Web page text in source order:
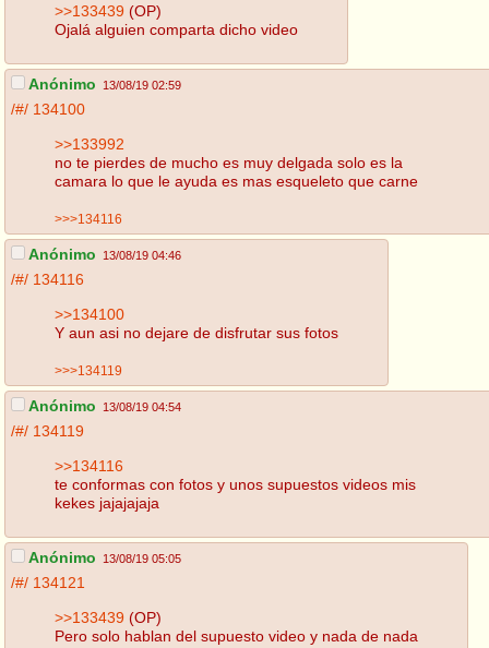
>>133439 (OP)
Ojalá alguien comparta dicho video
Anónimo 13/08/19 02:59
/#/ 134100
>>133992
no te pierdes de mucho es muy delgada solo es la
camara lo que le ayuda es mas esqueleto que carne
>>>134116
Anónimo 13/08/19 04:46
/#/ 134116
>>134100
Y aun asi no dejare de disfrutar sus fotos
>>>134119
Anónimo 13/08/19 04:54
/#/ 134119
>>134116
te conformas con fotos y unos supuestos videos mis
kekes jajajajaja
Anónimo 13/08/19 05:05
/#/ 134121
>>133439 (OP)
Pero solo hablan del supuesto video y nada de nada